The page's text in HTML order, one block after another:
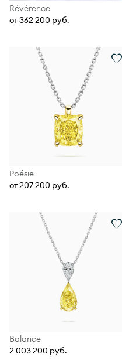
Révérence
от 362 200 руб.
Poésie
от 207 200 руб.
Balance
2 003 200 руб.